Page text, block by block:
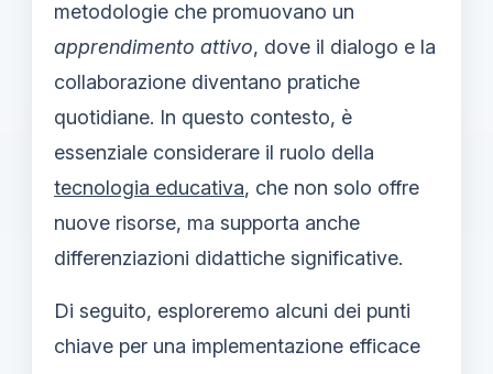
metodologie che promuovano un
apprendimento attivo, dove il dialogo e la
collaborazione diventano pratiche
quotidiane. In questo contesto, è
essenziale considerare il ruolo della
tecnologia educativa, che non solo offre
nuove risorse, ma supporta anche
differenziazioni didattiche significative.
Di seguito, esploreremo alcuni dei punti
chiave per una implementazione efficace